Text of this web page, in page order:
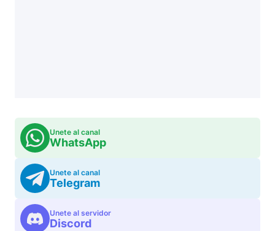
Unete al canal
WhatsApp
Unete al canal
Telegram
Unete al servidor
Discord